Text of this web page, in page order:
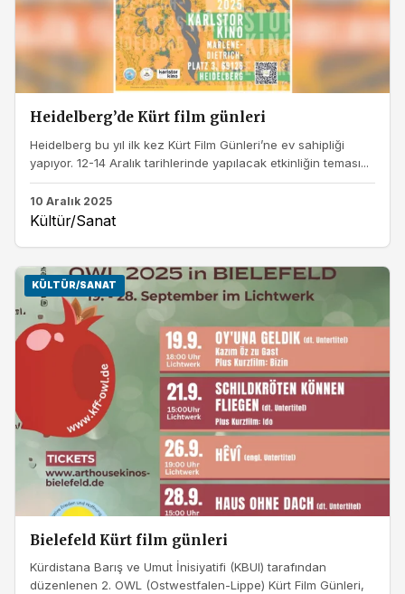
Heidelberg’de Kürt film günleri
Heidelberg bu yıl ilk kez Kürt Film Günleri’ne ev sahipliği
yapıyor. 12-14 Aralık tarihlerinde yapılacak etkinliğin teması...
10 Aralık 2025
Kültür/Sanat
KÜLTÜR/SANAT
Bielefeld Kürt film günleri
Kürdistana Barış ve Umut İnisiyatifi (KBUI) tarafından
düzenlenen 2. OWL (Ostwestfalen-Lippe) Kürt Film Günleri,